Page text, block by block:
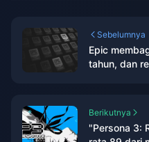
Sebelumnya
Epic
tahun, dan
Berikutnya
"Persona 3: